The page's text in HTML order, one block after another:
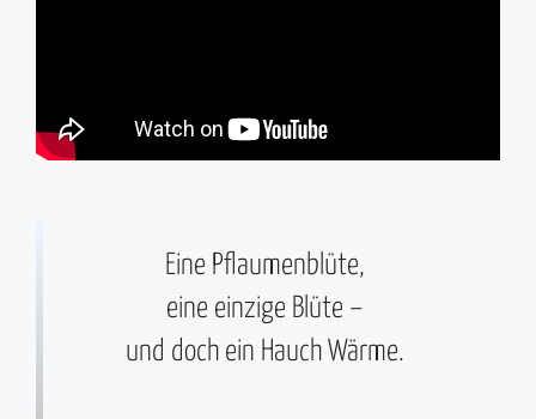
Eine Pflaumenblüte,
eine einzige Blüte –
und doch ein Hauch Wärme.